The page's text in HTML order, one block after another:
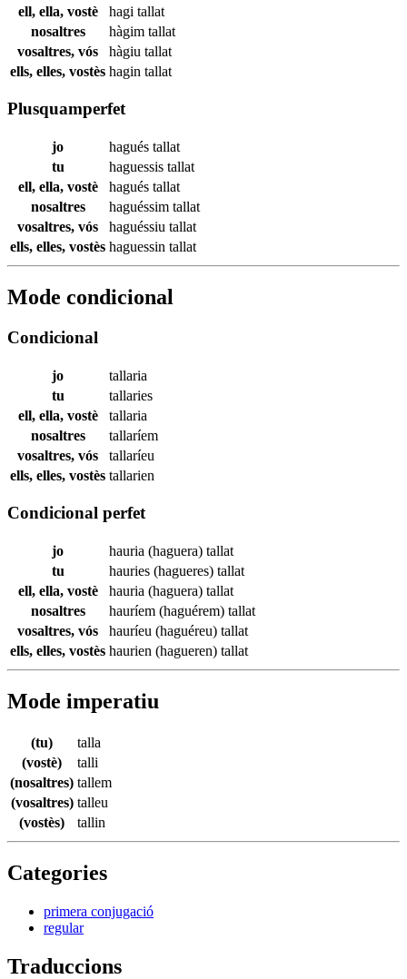
ell, ella, vostè
hagi tallat
nosaltres
hàgim tallat
vosaltres, vós
hàgiu tallat
ells, elles, vostès hagin tallat
Plusquamperfet
jo hagués tallat
tu
haguessis tallat
ell, ella, vostè
hagués tallat
nosaltres
haguéssim tallat
vosaltres, vós
haguéssiu tallat
ells, elles, vostès haguessin tallat
Mode condicional
Condicional
jo
tallaria
tu
tallaries
ell, ella, vostè
tallaria
nosaltres
tallaríem
vosaltres, vós
tallaríeu
ells, elles, vostès tallarien
Condicional perfet
jo hauria (haguera) tallat
tu
hauries (hagueres) tallat
ell, ella, vostè
hauria (haguera) tallat
nosaltres
hauríem (haguérem) tallat
vosaltres, vós
hauríeu (haguéreu) tallat
ells, elles, vostès haurien (hagueren) tallat
Mode imperatiu
(tu)
talla
(vostè)
talli
(nosaltres) tallem
(vosaltres) talleu
(vostès)
tallin
Categories
primera conjugació
regular
Traduccions